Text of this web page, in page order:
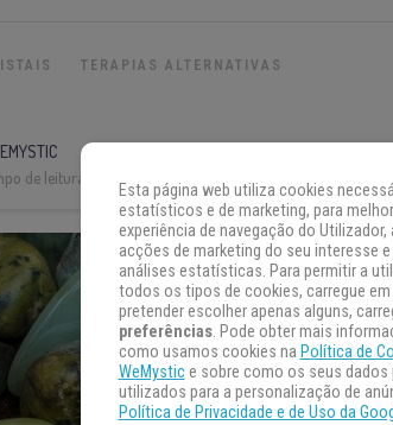
TERAPIAS ALTERNATIVAS
de leitura:
Esta página web utiliza cookies
estatísticos e de marketing, para
experiência de navegação do Utilizador,
acções de marketing do seu interesse
análises estatísticas. Para permitir a
todos os tipos de cookies, carregue em
pretender escolher apenas alguns,
preferências. Pode obter mais
como usamos cookies na Política de
WeMystice sobre como os seus dados
utilizados para a personalização de
Política de Privacidade e de Uso da